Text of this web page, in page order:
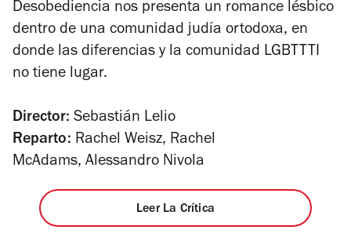
Desobediencia nos presenta un romance lésbico
dentro de una comunidad judía ortodoxa, en
donde las diferencias y la comunidad LGBTTTI
no tiene lugar.
Director: Sebastián Lelio
Reparto: Rachel Weisz, Rachel
McAdams, Alessandro Nivola
Leer La Crítica